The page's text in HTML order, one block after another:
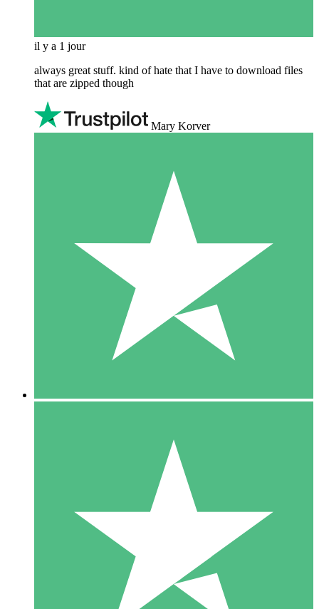
il y a 1 jour
always great stuff. kind of hate that I have to download files
that are zipped though
Mary Korver